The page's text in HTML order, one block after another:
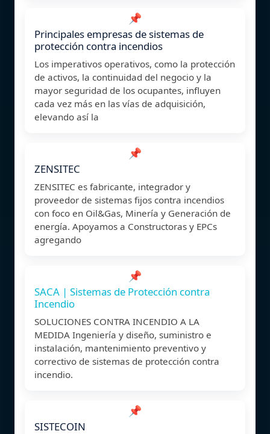
📌
Principales empresas de sistemas de
protección contra incendios
Los imperativos operativos, como la protección
de activos, la continuidad del negocio y la
mayor seguridad de los ocupantes, influyen
cada vez más en las vías de adquisición,
elevando así la
📌
ZENSITEC
ZENSITEC es fabricante, integrador y
proveedor de sistemas fijos contra incendios
con foco en Oil&Gas, Minería y Generación de
energía. Apoyamos a Constructoras y EPCs
agregando
📌
SACA | Sistemas de Protección contra
Incendio
SOLUCIONES CONTRA INCENDIO A LA
MEDIDA Ingeniería y diseño, suministro e
instalación, mantenimiento preventivo y
correctivo de sistemas de protección contra
incendio.
📌
SISTECOIN